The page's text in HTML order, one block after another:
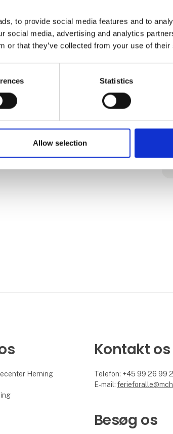
to provide social media features and to
social media, advertising and analytics
or that they’ve collected from your use of
Statistics
Allow selection
Herning
Kontakt os
Telefon: +45 99 26 99
E-mail:
Besøg os